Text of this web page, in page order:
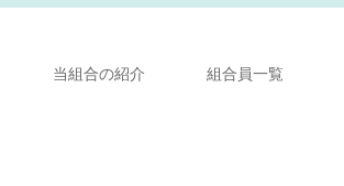
当組合の紹介 組合員一覧